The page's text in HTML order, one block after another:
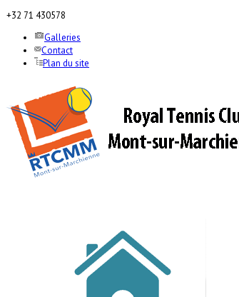
+32 71 430578
Galleries
Contact
Plan du site